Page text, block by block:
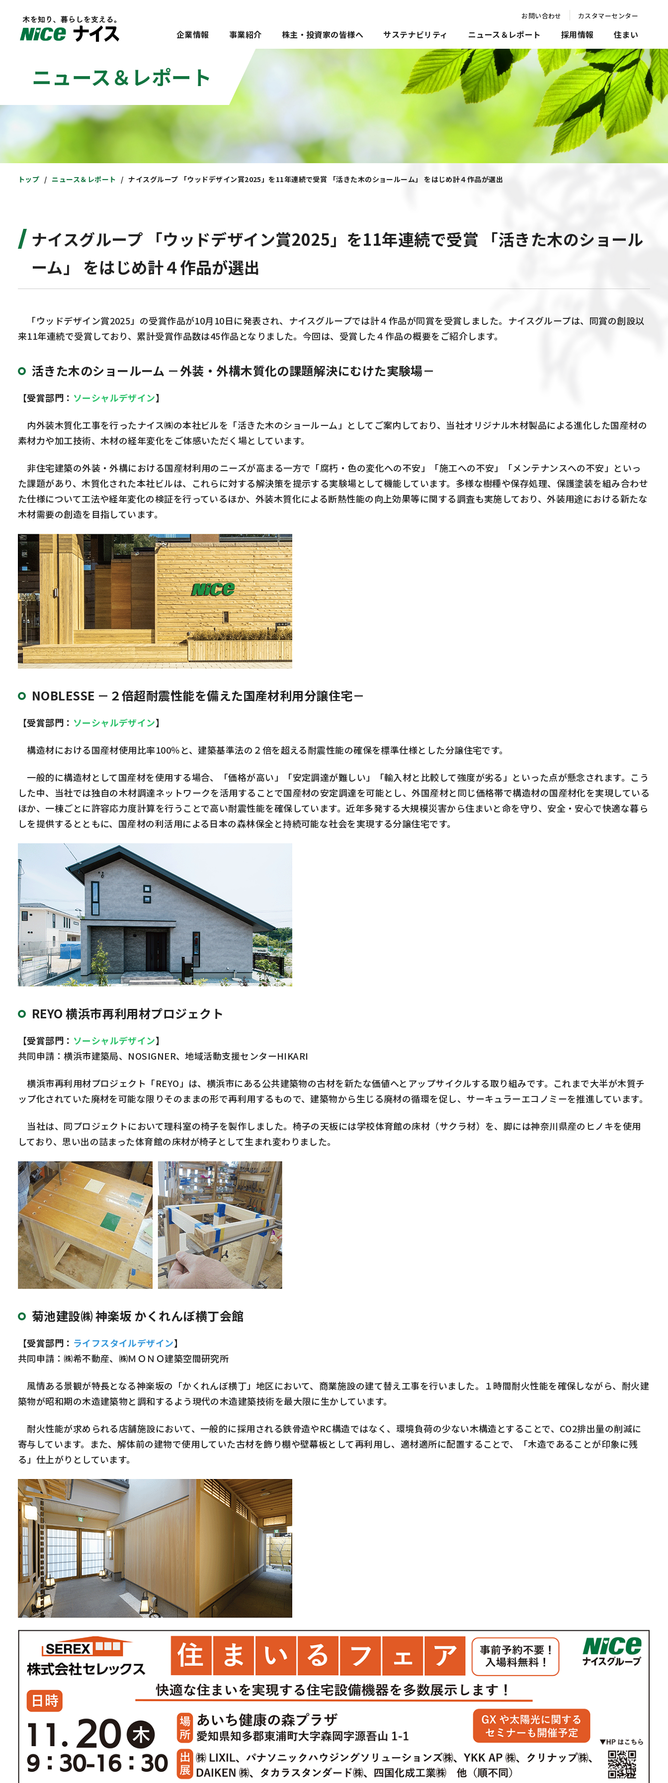
お問い合わせ カスタマーセンター
企業情報 事業紹介 株主・投資家の皆様へ サステナビリティ ニュース＆レポート 採用情報 住まい
ニュース＆レポート
トップ ニュース＆レポート ナイスグループ 「ウッドデザイン賞2025」を11年連続で受賞 「活きた木のショールーム」 をはじめ計４作品が選出
ナイスグループ 「ウッドデザイン賞2025」を11年連続で受賞 「活きた木のショール
ーム」 をはじめ計４作品が選出
「ウッドデザイン賞2025 」の受賞作品が10月 10日に発表され、ナイスグループでは計４作品が同賞を受賞しました。ナイスグループは、同賞の創設以
来11年連続で受賞しており、累計受賞作品数は45作品となりました。今回は、受賞した４作品の概要をご紹介します。
活きた木のショールーム －外装・外構木質化の課題解決にむけた実験場－
【受賞部門： ソーシャルデザイン】
内外装木質化工事を行ったナイス㈱の本社ビルを「活きた木のショールーム」としてご案内しており、当社オリジナル木材製品による進化した国産材の
素材力や加工技術、木材の経年変化をご体感いただく場としています。
非住宅建築の外装・外構における国産材利用のニーズが高まる一方で「腐朽・色の変化への不安」「施工への不安」「メンテナンスへの不安」といっ
た課題があり、木質化された本社ビルは、これらに対する解決策を提示する実験場として機能しています。多様な樹種や保存処理、保護塗装を組み合わせ
た仕様について工法や経年変化の検証を行っているほか、外装木質化による断熱性能の向上効果等に関する調査も実施しており、外装用途における新たな
木材需要の創造を目指しています。
NOBLESSE －２倍超耐震性能を備えた国産材利用分譲住宅－
【受賞部門： ソーシャルデザイン】
構造材における国産材使用比率100％と、建築基準法の２倍を超える耐震性能の確保を標準仕様とした分譲住宅です。
一般的に構造材として国産材を使用する場合、「価格が高い」「安定調達が難しい」「輸入材と比較して強度が劣る」といった点が懸念されます。こう
した中、当社では独自の木材調達ネットワークを活用することで国産材の安定調達を可能とし、外国産材と同じ価格帯で構造材の国産材化を実現している
ほか、一棟ごとに許容応力度計算を行うことで高い耐震性能を確保しています。近年多発する大規模災害から住まいと命を守り、安全・安心で快適な暮ら
しを提供するとともに、国産材の利活用による日本の森林保全と持続可能な社会を実現する分譲住宅です。
REYO 横浜市再利用材プロジェクト
【受賞部門： ソーシャルデザイン】
共同申請：横浜市建築局、NOSIGNER、地域活動支援センターHIKARI
横浜市再利用材プロジェクト「REYO」は、横浜市にある公共建築物の古材を新たな価値へとアップサイクルする取り組みです。これまで大半が木質チ
ップ化されていた廃材を可能な限りそのままの形で再利用するもので、建築物から生じる廃材の循環を促し、サーキュラーエコノミーを推進しています。
当社は、同プロジェクトにおいて理科室の椅子を製作しました。椅子の天板には学校体育館の床材（サクラ材）を、脚には神奈川県産のヒノキを使用
しており、思い出の詰まった体育館の床材が椅子として生まれ変わりました。
菊池建設㈱ 神楽坂 かくれんぼ横丁会館
【受賞部門： ライフスタイルデザイン】
共同申請：㈱希不動産、㈱ＭＯＮＯ建築空間研究所
風情ある景観が特長となる神楽坂の「かくれんぼ横丁」地区において、商業施設の建て替え工事を行いました。１時間耐火性能を確保しながら、耐火建
築物が昭和期の木造建築物と調和するよう現代の木造建築技術を最大限に生かしています。
耐火性能が求められる店舗施設において、一般的に採用される鉄骨造やRC構造ではなく、環境負荷の少ない木構造とすることで、CO2排出量の削減に
寄与しています。また、解体前の建物で使用していた古材を飾り棚や壁幕板として再利用し、適材適所に配置することで、「木造であることが印象に残
る」仕上がりとしています。